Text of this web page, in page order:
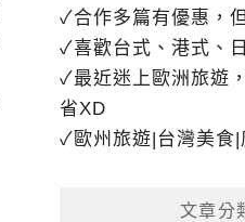
✓合作多篇有優惠，
✓喜歡台式、港式、
✓最近迷上歐洲旅遊
省XD
✓歐州旅遊|台灣美食|
文章分